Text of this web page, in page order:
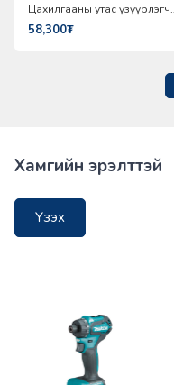
Цахилгааны утас үзүүрлэгч
Toptul DGBD2106
58,300₮
Хамгийн эрэлттэй
Үзэх